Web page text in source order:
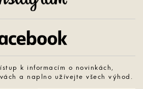
k informacím o novinkách,
a naplno užívejte všech výhod.